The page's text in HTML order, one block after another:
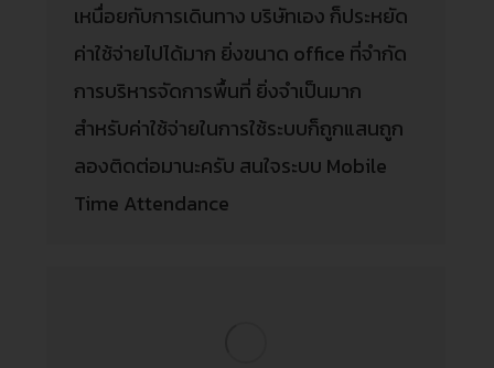
เหนื่อยกับการเดินทาง บริษัทเอง ก็ประหยัด
ค่าใช้จ่ายไปได้มาก ยิ่งขนาด office ที่จำกัด
การบริหารจัดการพื้นที่ ยิ่งจำเป็นมาก
สำหรับค่าใช้จ่ายในการใช้ระบบก็ถูกแสนถูก
ลองติดต่อมานะครับ สนใจระบบ Mobile
Time Attendance